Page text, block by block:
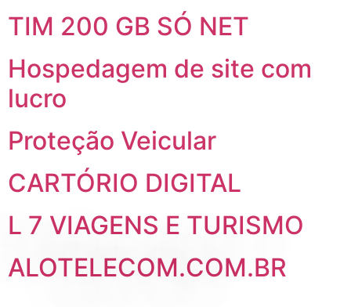
TIM 200 GB SÓ NET
Hospedagem de site com
lucro
Proteção Veicular
CARTÓRIO DIGITAL
L 7 VIAGENS E TURISMO
ALOTELECOM.COM.BR